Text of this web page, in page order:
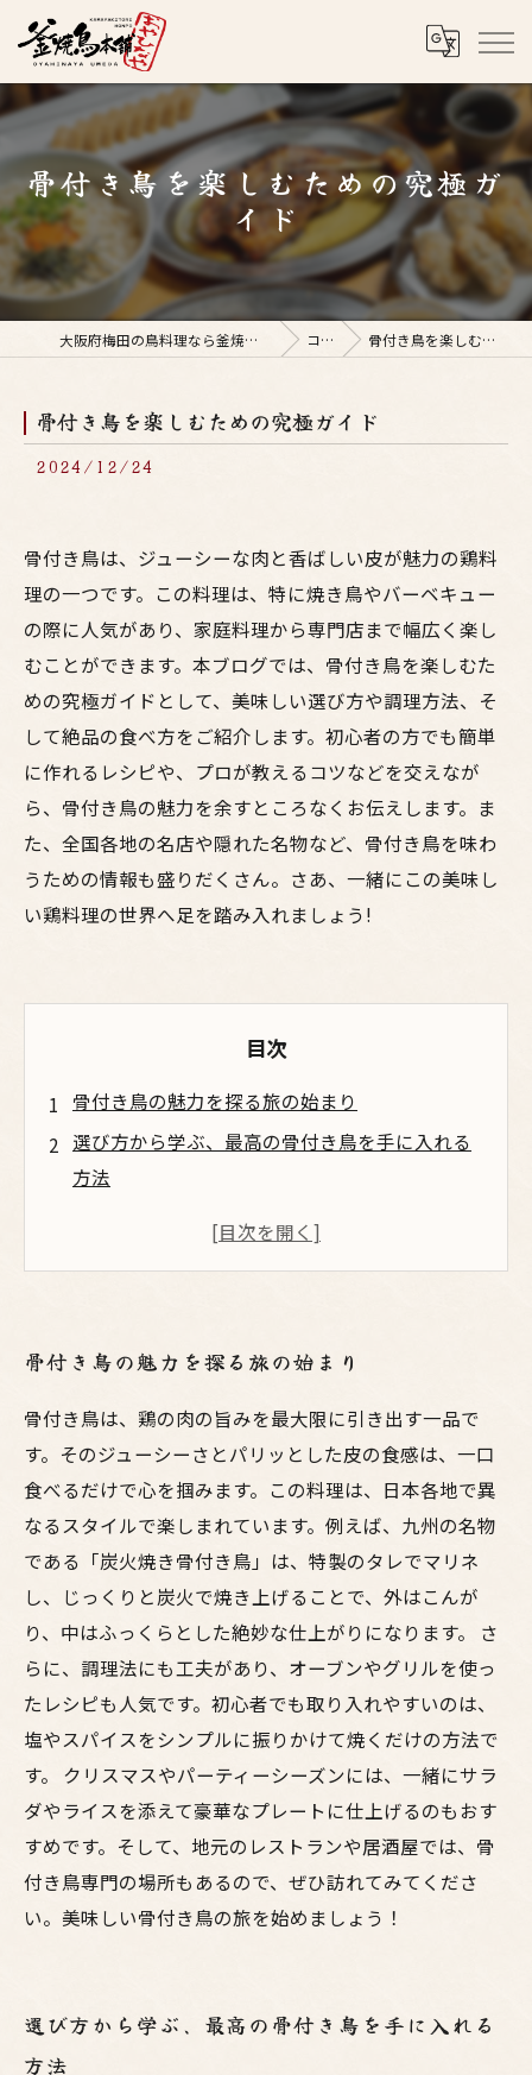
骨付き鳥を楽しむための究極ガ
イド
大阪府梅田の鳥料理なら釜焼鳥本舗おやひなや 梅田店 コラム 骨付き鳥を楽しむための究極ガイド
骨付き鳥を楽しむための究極ガイド
2024/12/24
骨付き鳥は、ジューシーな肉と香ばしい皮が魅力の鶏料
理の一つです。この料理は、特に焼き鳥やバーベキュー
の際に人気があり、家庭料理から専門店まで幅広く楽し
むことができます。本ブログでは、骨付き鳥を楽しむた
めの究極ガイドとして、美味しい選び方や調理方法、そ
して絶品の食べ方をご紹介します。初心者の方でも簡単
に作れるレシピや、プロが教えるコツなどを交えなが
ら、骨付き鳥の魅力を余すところなくお伝えします。ま
た、全国各地の名店や隠れた名物など、骨付き鳥を味わ
うための情報も盛りだくさん。さあ、一緒にこの美味し
い鶏料理の世界へ足を踏み入れましょう!
目次
骨付き鳥の魅力を探る旅の始まり
選び方から学ぶ、最高の骨付き鳥を手に入れる
方法
家でも楽しむ！簡単骨付き鳥レシピのご紹介
骨付き鳥を極めるための食べ方マニュアル
骨付き鳥の魅力を再確認しよう！次の食事にど
うぞ
骨付き鳥の魅力を探る旅の始まり
骨付き鳥は、鶏の肉の旨みを最大限に引き出す一品で
す。そのジューシーさとパリッとした皮の食感は、一口
食べるだけで心を掴みます。この料理は、日本各地で異
なるスタイルで楽しまれています。例えば、九州の名物
である「炭火焼き骨付き鳥」は、特製のタレでマリネ
し、じっくりと炭火で焼き上げることで、外はこんが
り、中はふっくらとした絶妙な仕上がりになります。 さ
らに、調理法にも工夫があり、オーブンやグリルを使っ
たレシピも人気です。初心者でも取り入れやすいのは、
塩やスパイスをシンプルに振りかけて焼くだけの方法で
す。 クリスマスやパーティーシーズンには、一緒にサラ
ダやライスを添えて豪華なプレートに仕上げるのもおす
すめです。そして、地元のレストランや居酒屋では、骨
付き鳥専門の場所もあるので、ぜひ訪れてみてくださ
い。美味しい骨付き鳥の旅を始めましょう！
選び方から学ぶ、最高の骨付き鳥を手に入れる
方法